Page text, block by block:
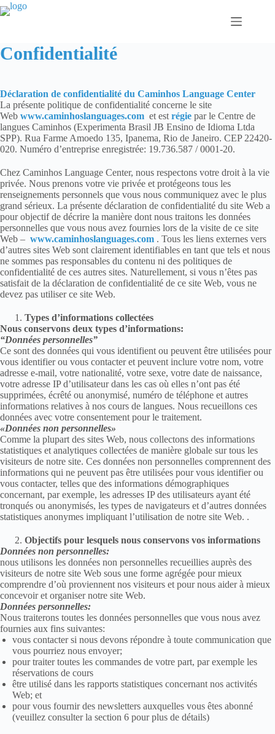
Passer
au
Confidentialité
Déclaration de confidentialité du Caminhos Language Center
La présente politique de confidentialité concerne le site
Web www.caminhoslanguages.com et est régie par le Centre de
langues Caminhos (Experimenta Brasil JB Ensino de Idioma Ltda
SPP). Rua Farme Amoedo 135, Ipanema, Rio de Janeiro. CEP 22420-
020. Numéro d’entreprise enregistrée: 19.736.587 / 0001-20.
Chez Caminhos Language Center, nous respectons votre droit à la vie
privée. Nous prenons votre vie privée et protégeons tous les
renseignements personnels que vous nous communiquez avec le plus
grand sérieux. La présente déclaration de confidentialité du site Web a
pour objectif de décrire la manière dont nous traitons les données
personnelles que vous nous avez fournies lors de la visite de ce site
Web – www.caminhoslanguages.com . Tous les liens externes vers
d’autres sites Web sont clairement identifiables en tant que tels et nous
ne sommes pas responsables du contenu ni des politiques de
confidentialité de ces autres sites. Naturellement, si vous n’êtes pas
satisfait de la déclaration de confidentialité de ce site Web, vous ne
devez pas utiliser ce site Web.
Types d’informations collectées
Nous conservons deux types d’informations:
“Données personnelles”
Ce sont des données qui vous identifient ou peuvent être utilisées pour
vous identifier ou vous contacter et peuvent inclure votre nom, votre
adresse e-mail, votre nationalité, votre sexe, votre date de naissance,
votre adresse IP d’utilisateur dans les cas où elles n’ont pas été
supprimées, écrêté ou anonymisé, numéro de téléphone et autres
informations relatives à nos cours de langues. Nous recueillons ces
données avec votre consentement pour le traitement.
«Données non personnelles»
Comme la plupart des sites Web, nous collectons des informations
statistiques et analytiques collectées de manière globale sur tous les
visiteurs de notre site. Ces données non personnelles comprennent des
informations qui ne peuvent pas être utilisées pour vous identifier ou
vous contacter, telles que des informations démographiques
concernant, par exemple, les adresses IP des utilisateurs ayant été
tronqués ou anonymisés, les types de navigateurs et d’autres données
statistiques anonymes impliquant l’utilisation de notre site Web. .
Objectifs pour lesquels nous conservons vos informations
Données non personnelles:
nous utilisons les données non personnelles recueillies auprès des
visiteurs de notre site Web sous une forme agrégée pour mieux
comprendre d’où proviennent nos visiteurs et pour nous aider à mieux
concevoir et organiser notre site Web.
Données personnelles:
Nous traiterons toutes les données personnelles que vous nous avez
fournies aux fins suivantes:
vous contacter si nous devons répondre à toute communication que
vous pourriez nous envoyer;
pour traiter toutes les commandes de votre part, par exemple les
réservations de cours
être utilisé dans les rapports statistiques concernant nos activités
Web; et
pour vous fournir des newsletters auxquelles vous êtes abonné
(veuillez consulter la section 6 pour plus de détails)